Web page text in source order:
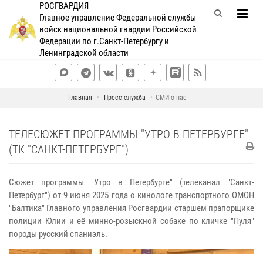
РОСГВАРДИЯ
Главное управление Федеральной службы
войск национальной гвардии Российской
Федерации по г.Санкт-Петербургу и
Ленинградской области
Главная Пресс-служба СМИ о нас
ТЕЛЕСЮЖЕТ ПРОГРАММЫ "УТРО В ПЕТЕРБУРГЕ"
(ТК "САНКТ-ПЕТЕРБУРГ")
Сюжет программы "Утро в Петербурге" (телеканал "Санкт-
Петербург") от 9 июня 2025 года о кинологе транспортного ОМОН
"Балтика" Главного управления Росгвардии старшем прапорщике
полиции Юлии и её минно-розыскной собаке по кличке "Пуля"
породы русский спаниэль.